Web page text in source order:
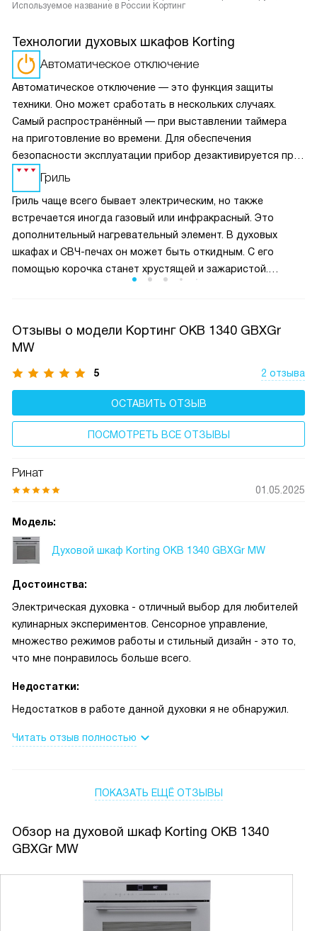
Используемое название в России Кортинг
Технологии духовых шкафов Korting
Автоматическое отключение
Автоматическое отключение — это функция защиты
техники. Оно может сработать в нескольких случаях.
Самый распространённый — при выставлении таймера
на приготовление во времени. Для обеспечения
безопасности эксплуатации прибор дезактивируется при
перегреве, а также при длительной работе в одном
режиме (без изменения настроек) свыше заявленного
времени.
Гриль
Гриль чаще всего бывает электрическим, но также
встречается иногда газовый или инфракрасный. Это
дополнительный нагревательный элемент. В духовых
шкафах и СВЧ-печах он может быть откидным. С его
помощью корочка станет хрустящей и зажаристой.
Отзывы о модели Кортинг OKB 1340 GBXGr
MW
5 2 отзыва
ОСТАВИТЬ ОТЗЫВ
ПОСМОТРЕТЬ ВСЕ ОТЗЫВЫ
Ринат
01.05.2025
Модель:
Духовой шкаф Korting OKB 1340 GBXGr MW
Достоинства:
Электрическая духовка - отличный выбор для любителей
кулинарных экспериментов. Сенсорное управление,
множество режимов работы и стильный дизайн - это то,
что мне понравилось больше всего.
Недостатки:
Недостатков в работе данной духовки я не обнаружил.
Читать отзыв полностью
ПОКАЗАТЬ ЕЩЁ ОТЗЫВЫ
Обзор на духовой шкаф Korting OKB 1340
GBXGr MW